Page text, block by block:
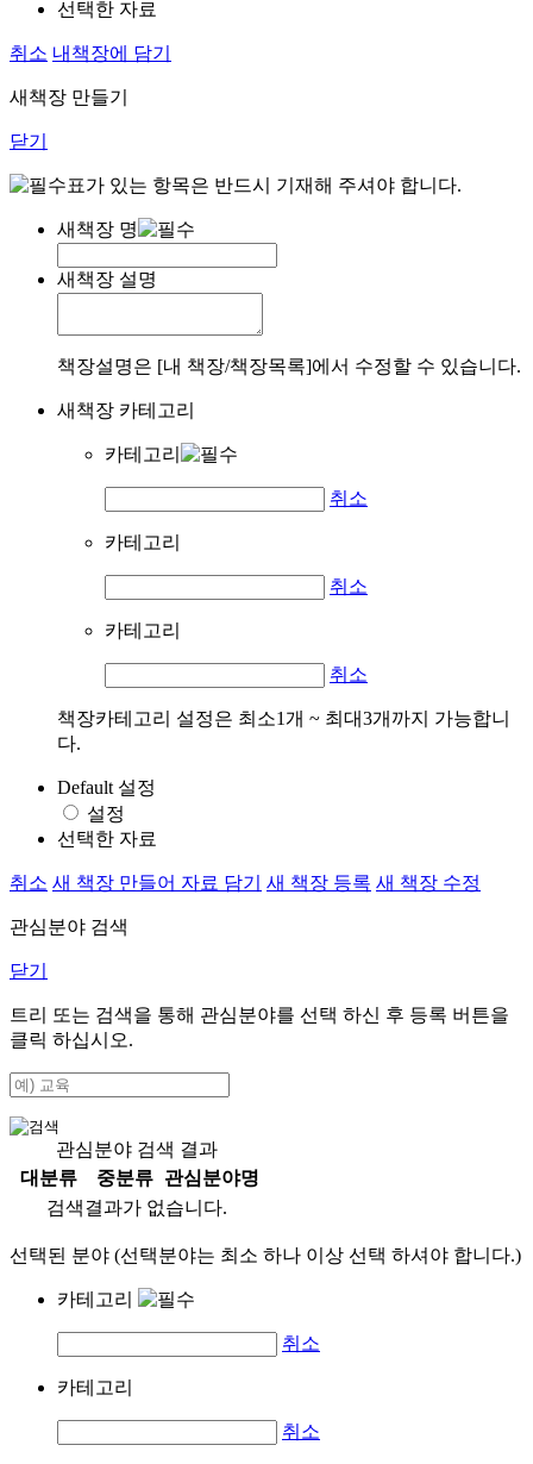
선택한 자료
취소 내책장에 담기
새책장 만들기
닫기
표가 있는 항목은 반드시 기재해 주셔야 합니다.
새책장 명
새책장 설명
책장설명은 [내 책장/책장목록]에서 수정할 수 있습니다.
새책장 카테고리
카테고리
취소
카테고리
취소
카테고리
취소
책장카테고리 설정은 최소1개 ~ 최대3개까지 가능합니
다.
Default 설정
설정
선택한 자료
취소 새 책장 만들어 자료 담기 새 책장 등록 새 책장 수정
관심분야 검색
닫기
트리 또는 검색을 통해 관심분야를 선택 하신 후 등록 버튼을
클릭 하십시오.
관심분야 검색 결과
대분류
중분류
관심분야명
검색결과가 없습니다.
선택된 분야 (선택분야는 최소 하나 이상 선택 하셔야 합니다.)
카테고리
취소
카테고리
취소